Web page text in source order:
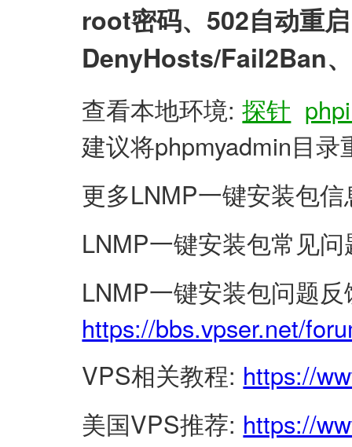
root密码、502自动重
DenyHosts/Fail2Ban
查看本地环境:探针
建议将phpmyadmin目
更多LNMP一键安装包
LNMP一键安装包常见
LNMP一键安装包问题
https://bbs.vpser.net/
VPS相关教程: https://
美国VPS推荐: https://